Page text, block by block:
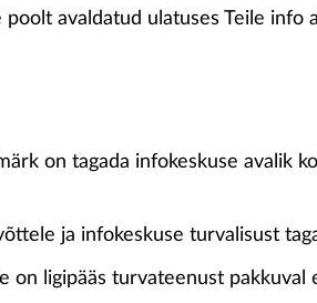
avaldatud ulatuses Teile info
on tagada infokeskuse avalik
ja infokeskuse turvalisust
on ligipääs turvateenust pakkuval